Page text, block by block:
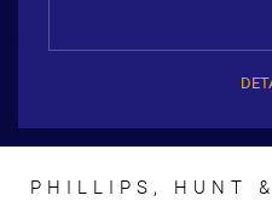
PHILLIPS, HUNT &